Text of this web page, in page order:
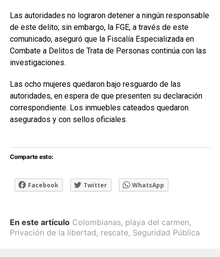
Las autoridades no lograron detener a ningún responsable
de este delito; sin embargo, la FGE, a través de este
comunicado, aseguró que la Fiscalía Especializada en
Combate a Delitos de Trata de Personas continúa con las
investigaciones.
Las ocho mujeres quedaron bajo resguardo de las
autoridades, en espera de que presenten su declaración
correspondiente. Los inmuebles cateados quedaron
asegurados y con sellos oficiales.
Comparte esto:
Facebook Twitter WhatsApp
En este artículo Colombianas, playa del carmen,
Privación de la libertad, rescate, Seguridad Pública